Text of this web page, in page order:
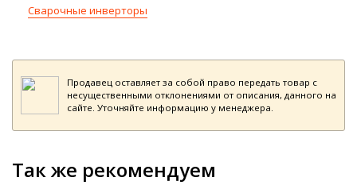
Сварочные инверторы
Продавец оставляет за собой право передать товар с
несущественными отклонениями от описания, данного на
сайте. Уточняйте информацию у менеджера.
Так же рекомендуем